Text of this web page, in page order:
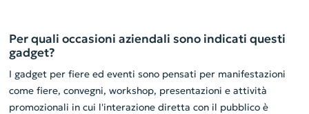
Per quali occasioni aziendali sono indicati questi
gadget?
I gadget per fiere ed eventi sono pensati per manifestazioni
come fiere, convegni, workshop, presentazioni e attività
promozionali in cui l'interazione diretta con il pubblico è